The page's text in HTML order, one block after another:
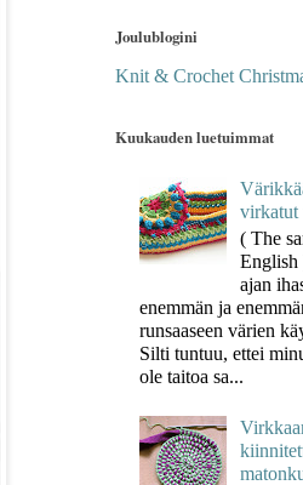
Joulublogini
Knit & Crochet
Kuukauden luetuimmat
virkatut
( The
ajan
enemmän ja
runsaaseen värien
Silti tuntuu, ettei
ole taitoa sa...